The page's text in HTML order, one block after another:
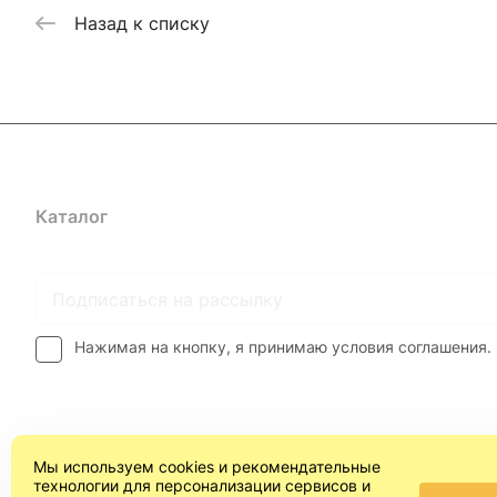
Назад к списку
Каталог
Нажимая на кнопку, я принимаю условия соглашения.
Мы используем cookies и рекомендательные
технологии для персонализации сервисов и